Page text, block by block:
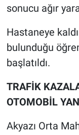
sonucu ağır
Hastaneye
bulunduğu
başlatıldı.
TRAFİK
OTOMOBİL
Akyazı Orta